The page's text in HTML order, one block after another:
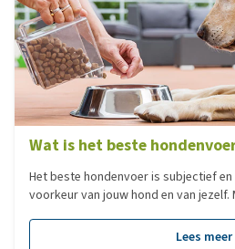
Wat is het beste
Het beste hondenvoer is subjectief
voorkeur van jouw hond en van
gemaakt van de populairsteLees meer